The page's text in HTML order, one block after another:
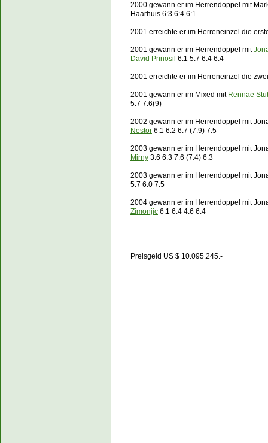
2000 gewann er im Herrendoppel mit
Haarhuis 6:3 6:4 6:1
2001 erreichte er im Herreneinzel die
2001 gewann er im Herrendoppel mit
David Prinosil 6:1 5:7 6:4 6:4
2001 erreichte er im Herreneinzel die
2001 gewann er im Mixed mit Rennae
5:7 7:6(9)
2002 gewann er im Herrendoppel mit
Nestor 6:1 6:2 6:7 (7:9) 7:5
2003 gewann er im Herrendoppel mit
Mirny 3:6 6:3 7:6 (7:4) 6:3
2003 gewann er im Herrendoppel mit
5:7 6:0 7:5
2004 gewann er im Herrendoppel mit
Zimonjic 6:1 6:4 4:6 6:4
Preisgeld US $